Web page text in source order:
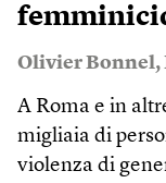
Olivier Bonnel,
A Roma e in
migliaia di
violenza di